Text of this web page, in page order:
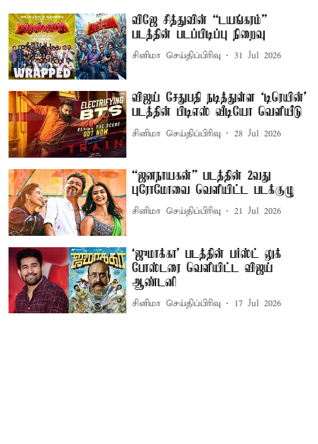
விஜே சித்துவின் “டயங்கரம்”
படத்தின் படப்பிடிப்பு நிறைவு
சினிமா செய்திப்பிரிவு 31 Jul 2026
விஜய் சேதுபதி நடித்துள்ள `டிரெயின்'
படத்தின் பிடிஎஸ் வீடியோ வெளியீடு
சினிமா செய்திப்பிரிவு 28 Jul 2026
“ஜனநாயகன்” படத்தின் 2வது
புரோமோவை வெளியிட்ட படக்குழு
சினிமா செய்திப்பிரிவு 21 Jul 2026
`ஜுமாக்கா' படத்தின் பர்ஸ்ட் லுக்
போஸ்டரை வெளியிட்ட விஜய்
ஆண்டனி
சினிமா செய்திப்பிரிவு 17 Jul 2026